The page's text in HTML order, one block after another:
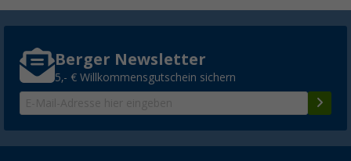
Berger Newsletter
5,- € Willkommensgutschein sichern